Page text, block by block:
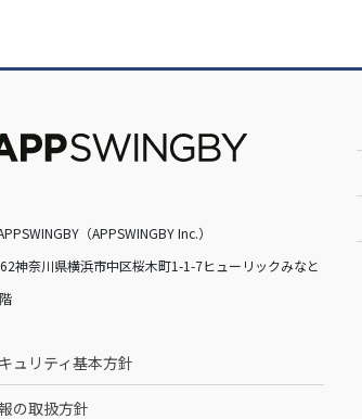
（APPSWINGBY Inc.）
神奈川県横浜市中区桜木町1-1-7ヒューリックみなと
ュリティ基本方針
の取扱方針